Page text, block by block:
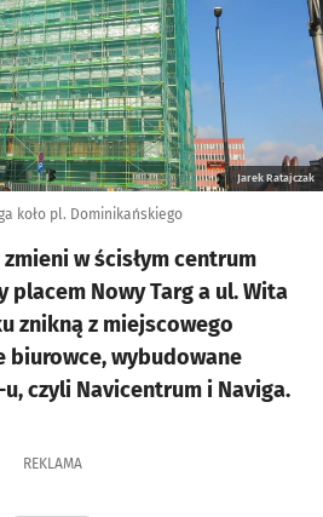
Jarek Ratajczak
koło pl. Dominikańskiego
w ścisłym centrum
placem Nowy Targ a ul. Wita
znikną z miejscowego
biurowce, wybudowane
u, czyli Navicentrum i Naviga.
REKLAMA